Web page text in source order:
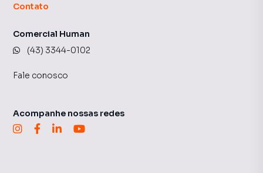
Contato
Comercial Human
(43) 3344-0102
Fale conosco
Acompanhe nossas redes